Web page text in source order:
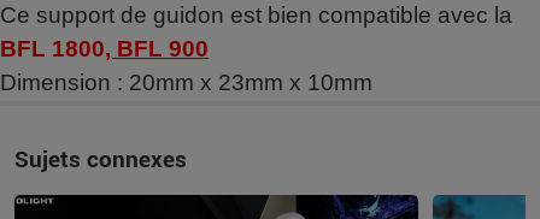
Ce support de guidon est bien compatible avec la
BFL 1800, BFL 900
Dimension : 20mm x 23mm x 10mm
Sujets connexes